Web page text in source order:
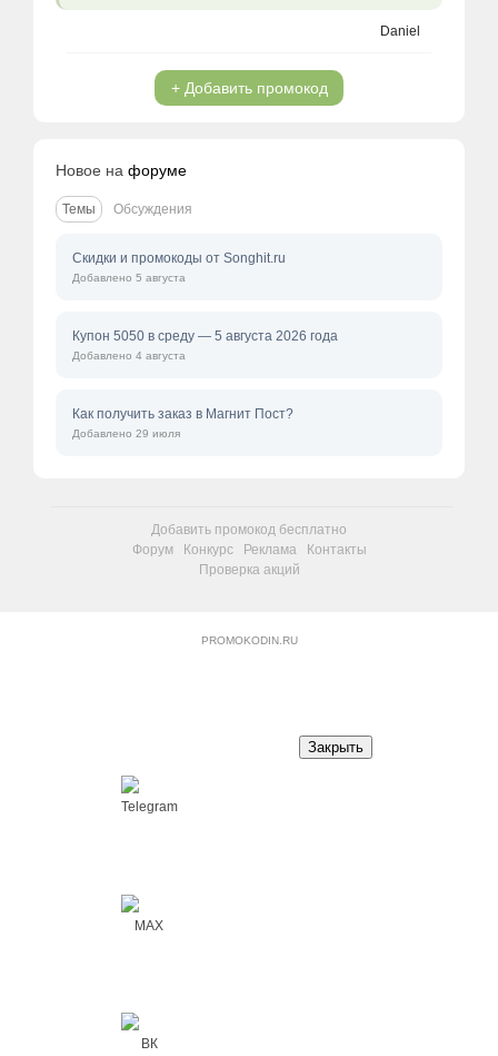
Daniel
+ Добавить промокод
Новое на форуме
Темы Обсуждения
Скидки и промокоды от Songhit.ru
Добавлено 5 августа
Купон 5050 в среду — 5 августа 2026 года
Добавлено 4 августа
Как получить заказ в Магнит Пост?
Добавлено 29 июля
Добавить промокод бесплатно
Форум
Конкурс Реклама
Контакты
Проверка акций
PROMOKODIN.RU
Telegram
MAX
ВК
Закрыть